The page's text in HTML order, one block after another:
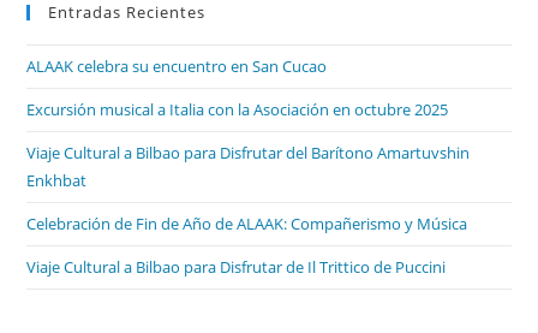
Entradas Recientes
ALAAK celebra su encuentro en San Cucao
Excursión musical a Italia con la Asociación en octubre 2025
Viaje Cultural a Bilbao para Disfrutar del Barítono Amartuvshin
Enkhbat
Celebración de Fin de Año de ALAAK: Compañerismo y Música
Viaje Cultural a Bilbao para Disfrutar de Il Trittico de Puccini